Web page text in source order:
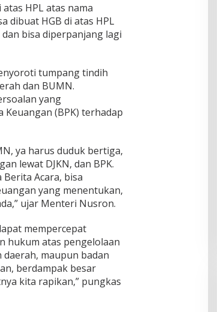
HPL atas nama
dibuat HGB di atas HPL
bisa diperpanjang lagi
tumpang tindih
dan BUMN.
yang
(BPK) terhadap
ya harus duduk bertiga,
lewat DJKN, dan BPK.
Acara, bisa
yang menentukan,
ujar Menteri Nusron.
mempercepat
hukum atas pengelolaan
maupun badan
berdampak besar
kita rapikan,” pungkas